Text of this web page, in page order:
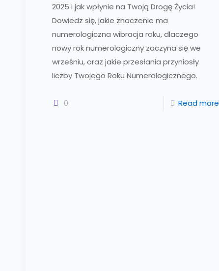
2025 i jak wpłynie na Twoją Drogę Życia!
Dowiedz się, jakie znaczenie ma
numerologiczna wibracja roku, dlaczego
nowy rok numerologiczny zaczyna się we
wrześniu, oraz jakie przesłania przyniosły
liczby Twojego Roku Numerologicznego.
0 Read more